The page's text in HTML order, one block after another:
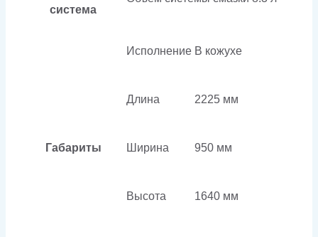
система
Габариты
Исполнение В кожухе
Длина 2225 мм
Ширина 950 мм
Высота 1640 мм